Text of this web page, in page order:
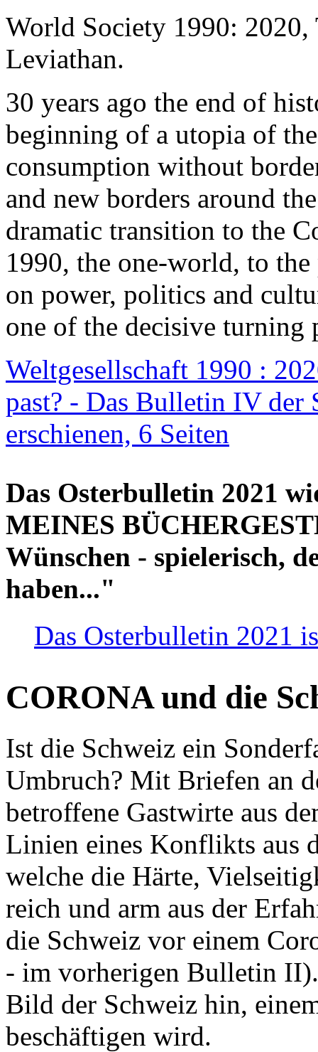
World Society 1990: 2020,
Leviathan.
30 years ago the end of
beginning of a utopia of
consumption without
and new borders around
dramatic transition to the
1990, the one-world, to the
on power, politics and
one of the decisive turning
Weltgesellschaft 1990 :
past? - Das Bulletin IV der
erschienen, 6 Seiten
Das Osterbulletin 2021
MEINES
Wünschen - spielerisch,
haben..."
Das Osterbulletin 2021
CORONA und die
Ist die Schweiz ein
Umbruch? Mit Briefen an
betroffene Gastwirte aus
Linien eines Konflikts aus
welche die Härte,
reich und arm aus der
die Schweiz vor einem
- im vorherigen Bulletin
Bild der Schweiz hin,
beschäftigen wird.